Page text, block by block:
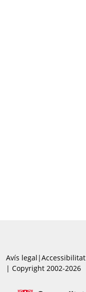
Avís legal |Accessibilitat
| Copyright 2002-2026